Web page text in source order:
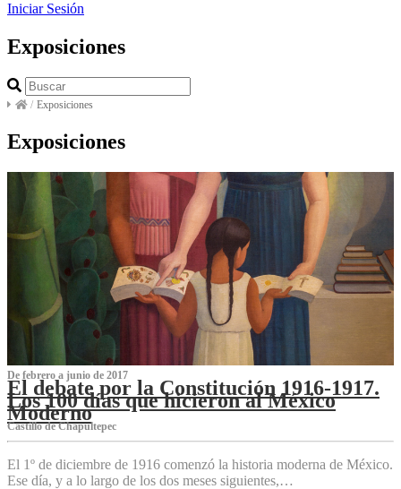
Iniciar Sesión
Exposiciones
/ Exposiciones
Exposiciones
De febrero a junio de 2017
El debate por la Constitución 1916-1917.
Los 100 días que hicieron al México
Moderno
Castillo de Chapultepec
El 1º de diciembre de 1916 comenzó la historia moderna de México.
Ese día, y a lo largo de los dos meses siguientes,…